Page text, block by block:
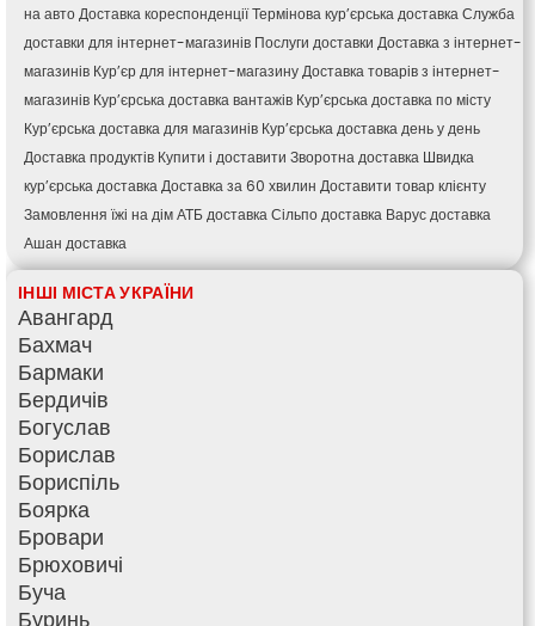
на автоДоставка кореспонденціїТермінова кур’єрська доставкаСлужба
доставки для інтернет-магазинів Послуги доставки Доставка з інтернет-
магазинів Кур’єр для інтернет-магазинуДоставка товарів з інтернет-
магазинів Кур’єрська доставка вантажів Кур’єрська доставка по місту
Кур’єрська доставка для магазинів Кур’єрська доставка день у день
Доставка продуктів Купити і доставити Зворотна доставка Швидка
кур’єрська доставкаДоставка за 60 хвилин Доставити товар клієнту
Замовлення їжі на дімАТБ доставкаСільпо доставка Варус доставка
Ашан доставка
ІНШІ МІСТА УКРАЇНИ
Авангард
Бахмач
Бармаки
Бердичів
Богуслав
Борислав
Бориспіль
Боярка
Бровари
Брюховичі
Буча
Буринь